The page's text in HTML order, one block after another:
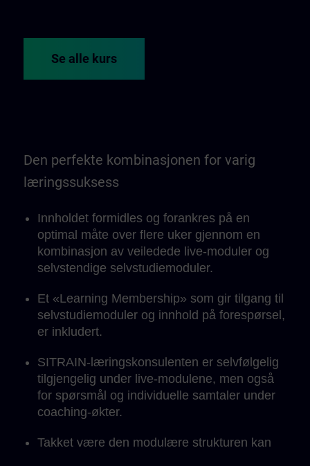
Se alle kurs
Den perfekte kombinasjonen for varig
læringssuksess
Innholdet formidles og forankres på en
optimal måte over flere uker gjennom en
kombinasjon av veiledede live-moduler og
selvstendige selvstudiemoduler.
Et «Learning Membership» som gir tilgang til
selvstudiemoduler og innhold på forespørsel,
er inkludert.
SITRAIN-læringskonsulenten er selvfølgelig
tilgjengelig under live-modulene, men også
for spørsmål og individuelle samtaler under
coaching-økter.
Takket være den modulære strukturen kan